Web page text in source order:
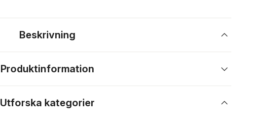
Beskrivning
Produktinformation
Utforska kategorier